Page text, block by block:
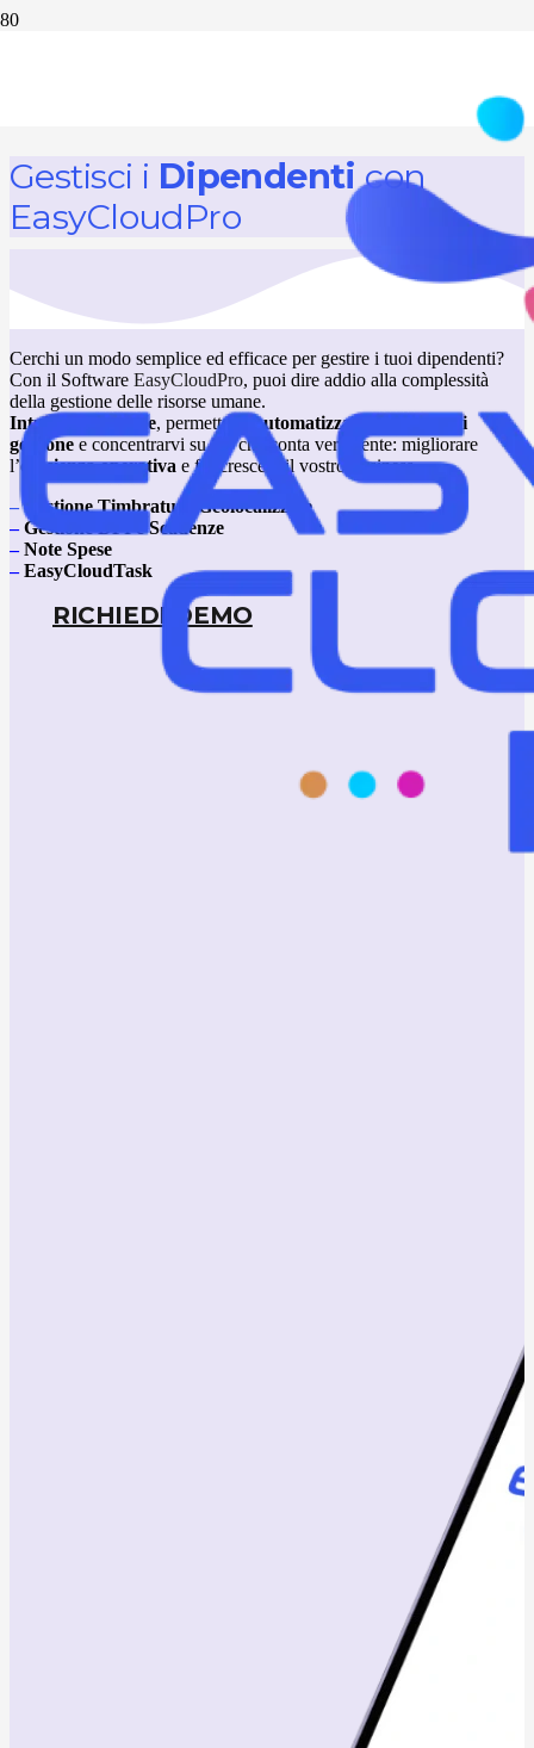
gestione dei dipendenti
Gestisci i Dipendenticon
EasyCloudPro
Cerchi un modo semplice ed efficace per gestire i tuoi dipendenti?
Con il Software EasyCloudPro, puoi dire addio alla complessità
della gestione delle risorse umane.
Intuitivo
potente, permette di automatizzare i processi
di
gestionee concentrarvi su ciò che conta veramente: migliorare
l’efficienza operativa e far crescere il vostro business.
– Gestione Timbrature Geolocalizzate
– Gestione DPI e Scadenze
– Note Spese
– EasyCloudTask
RICHIEDI DEMO